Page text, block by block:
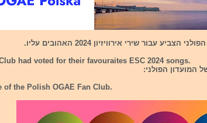
עבור שירי אירוויזיון 2024 האהובים עליו.
had voted for their favouraites ESC 2024 songs.
המועדון הפולני:
of the Polish OGAE Fan Club.